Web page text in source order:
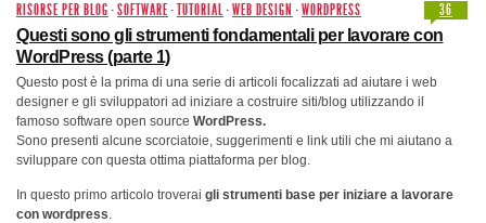
RISORSE PER BLOG ·SOFTWARE ·TUTORIAL ·WEB DESIGN ·WORDPRESS
36
Questi sono gli strumenti fondamentali per lavorare con
WordPress (parte 1)
Questo post è la prima di una serie di articoli focalizzati ad aiutare i web
designer e gli sviluppatori ad iniziare a costruire siti/blog utilizzando il
famoso software open source WordPress.
Sono presenti alcune scorciatoie, suggerimenti e link utili che mi aiutano a
sviluppare con questa ottima piattaforma per blog.
In questo primo articolo troverai gli strumenti base per iniziare a lavorare
con wordpress.